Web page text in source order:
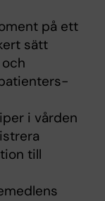
på ett
sätt
i vården
till